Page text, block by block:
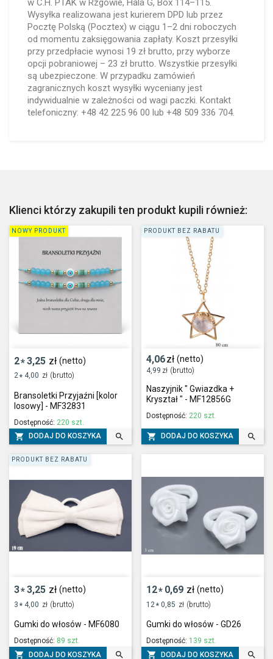
w C.H. PTAK w Rzgowie, Hala G, Box 114–115.
Wysyłka realizowana jest kurierem DPD lub przez
Pocztę Polską (Pocztex) w ciągu 1–2 dni roboczych
od momentu zaksięgowania zapłaty. Koszt przesyłki
przy przedpłacie wynosi 19 zł brutto, przy wyborze
opcji pobraniowej – 23 zł brutto. Wszystkie przesyłki
są ubezpieczone. W przypadku zamówień
zagranicznych koszt wysyłki wyceniany jest
indywidualnie w zależności od wagi paczki. Kontakt
telefoniczny: +48 42 225 96 00 lub +48 509 336 704.
Klienci którzy zakupili ten produkt kupili również:
2*3,25 zł (netto)
2* 4,00 zł (brutto)
Bransoletki Przyjaźni [kolor
losowy] - MF32831
Dostępność: 220 szt.
 DODAJ DO KOSZYKA 
NOWY PRODUKT
4,06zł (netto)
4,99 zł (brutto)
Naszyjnik " Gwiazdka +
Kryształ " - MF12856G
Dostępność: 220 szt.
 DODAJ DO KOSZYKA 
PRODUKT BEZ RABATU
3*3,25 zł (netto)
3 * 4,00 zł (brutto)
Gumki do włosów - MF6080
Dostępność: 89 szt.
 DODAJ DO KOSZYKA 
PRODUKT BEZ RABATU
12* 0,69 zł (netto)
12 * 0,85 zł (brutto)
Gumki do włosów - GD26
Dostępność: 139 szt.
 DODAJ DO KOSZYKA 